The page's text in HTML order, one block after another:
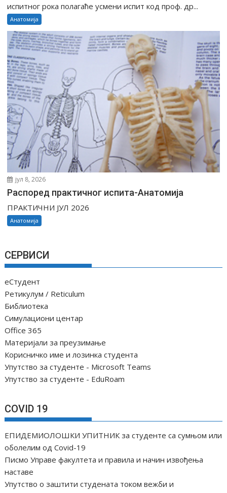
испитног рока полагаће усмени испит код проф. др...
Анатомија
јул 8, 2026
Распоред практичног испита-Анатомија
ПРАКТИЧНИ JУЛ 2026
Анатомија
СЕРВИСИ
еСтудент
Ретикулум / Reticulum
Библиотека
Симулациони центар
Office 365
Материјали за преузимање
Корисничко име и лозинка студента
Упутство за студенте - Microsoft Teams
Упутство за студенте - EduRoam
COVID 19
ЕПИДЕМИОЛОШКИ УПИТНИК за студенте са сумњом или
оболелим од Covid-19
Писмо Управе факултета и правила и начин извођења
наставе
Упутство о заштити студената током вежби и